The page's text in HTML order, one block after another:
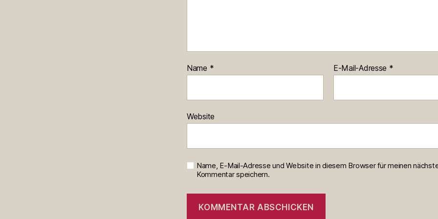
Name * E-Mail-Adresse *
Website
Name, E-Mail-Adresse und Website in diesem Browser für meinen
Kommentar speichern.